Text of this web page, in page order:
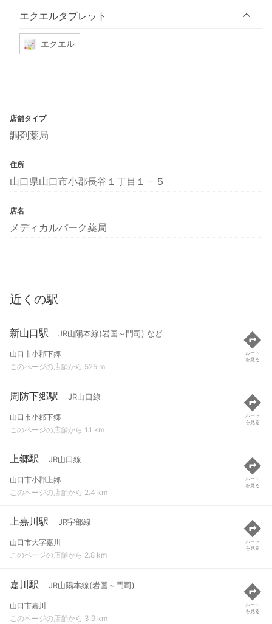
エクエルタブレット
エクエル
店舗タイプ
調剤薬局
住所
山口県山口市小郡長谷１丁目１－５
店名
メディカルパーク薬局
近くの駅
新山口駅 JR山陽本線(岩国～門司) など
山口市小郡下郷
このページの店舗から 525 m
ルート
を見る
周防下郷駅 JR山口線
山口市小郡下郷
このページの店舗から 1.1 km
ルート
を見る
上郷駅 JR山口線
山口市小郡上郷
このページの店舗から 2.4 km
ルート
を見る
上嘉川駅 JR宇部線
山口市大字嘉川
このページの店舗から 2.8 km
ルート
を見る
嘉川駅 JR山陽本線(岩国～門司)
山口市嘉川
このページの店舗から 3.9 km
ルート
を見る